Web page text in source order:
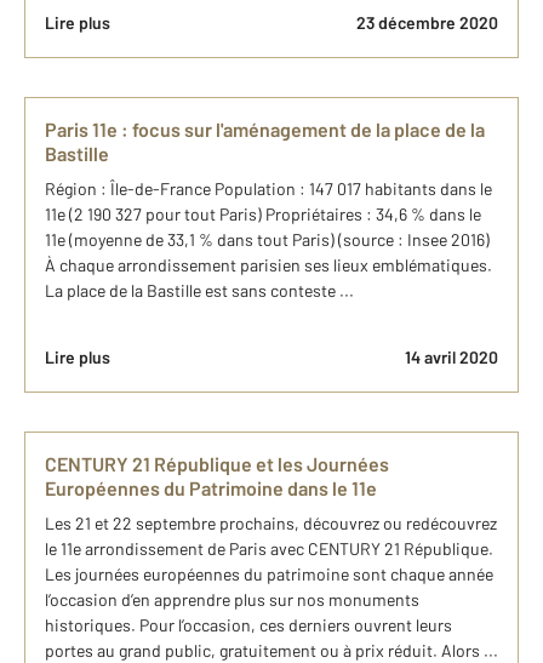
Lire plus 23 décembre 2020
Paris 11e : focus sur l'aménagement de la place de la
Bastille
Région : Île-de-France Population : 147 017 habitants dans le
11e (2 190 327 pour tout Paris) Propriétaires : 34,6 % dans le
11e (moyenne de 33,1 % dans tout Paris) (source : Insee 2016)
À chaque arrondissement parisien ses lieux emblématiques.
La place de la Bastille est sans conteste ...
Lire plus 14 avril 2020
CENTURY 21 République et les Journées
Européennes du Patrimoine dans le 11e
Les 21 et 22 septembre prochains, découvrez ou redécouvrez
le 11e arrondissement de Paris avec CENTURY 21 République.
Les journées européennes du patrimoine sont chaque année
l’occasion d’en apprendre plus sur nos monuments
historiques. Pour l’occasion, ces derniers ouvrent leurs
portes au grand public, gratuitement ou à prix réduit. Alors ...